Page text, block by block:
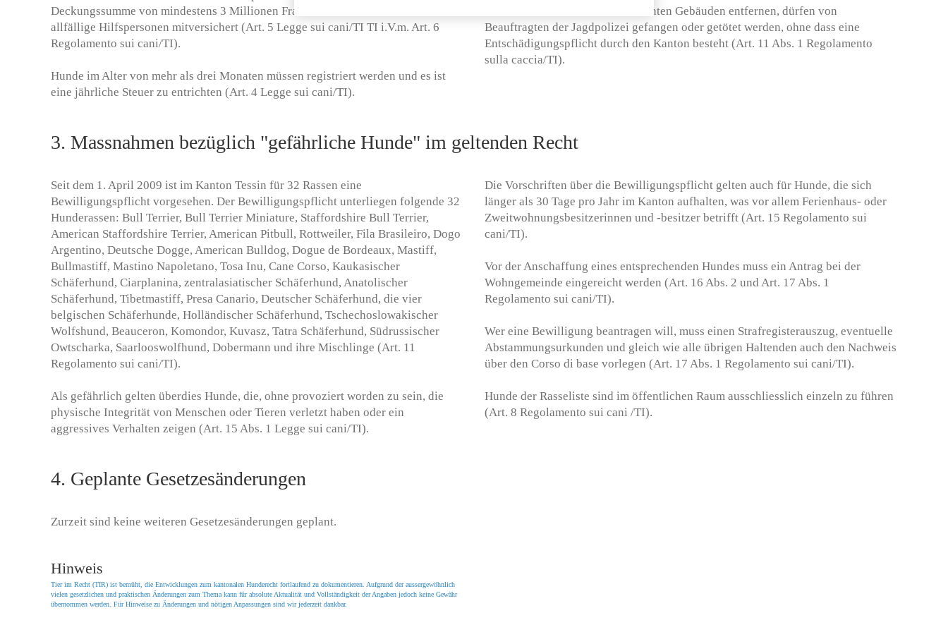
Deckungssumme von mindestens 3 Millionen Franken abzuschliessen, die auch
allfällige Hilfspersonen mitversichert (Art. 5 Legge sui cani/TI TI i.V.m. Art. 6
Regolamento sui cani/TI).
Hunde im Alter von mehr als drei Monaten müssen registriert werden und es ist
eine jährliche Steuer zu entrichten (Art. 4 Legge sui cani/TI).
als dreihundert Meter von bewohnten Gebäuden entfernen, dürfen von
Beauftragten der Jagdpolizei gefangen oder getötet werden, ohne dass eine
Entschädigungspflicht durch den Kanton besteht (Art. 11 Abs. 1 Regolamento
sulla caccia/TI).
3. Massnahmen bezüglich "gefährliche Hunde" im geltenden Recht
Seit dem 1. April 2009 ist im Kanton Tessin für 32 Rassen eine
Bewilligungspflicht vorgesehen. Der Bewilligungspflicht unterliegen folgende 32
Hunderassen: Bull Terrier, Bull Terrier Miniature, Staffordshire Bull Terrier,
American Staffordshire Terrier, American Pitbull, Rottweiler, Fila Brasileiro, Dogo
Argentino, Deutsche Dogge, American Bulldog, Dogue de Bordeaux, Mastiff,
Bullmastiff, Mastino Napoletano, Tosa Inu, Cane Corso, Kaukasischer
Schäferhund, Ciarplanina, zentralasiatischer Schäferhund, Anatolischer
Schäferhund, Tibetmastiff, Presa Canario, Deutscher Schäferhund, die vier
belgischen Schäferhunde, Holländischer Schäferhund, Tschechoslowakischer
Wolfshund, Beauceron, Komondor, Kuvasz, Tatra Schäferhund, Südrussischer
Owtscharka, Saarlooswolfhund, Dobermann und ihre Mischlinge (Art. 11
Regolamento sui cani/TI).
Als gefährlich gelten überdies Hunde, die, ohne provoziert worden zu sein, die
physische Integrität von Menschen oder Tieren verletzt haben oder ein
aggressives Verhalten zeigen (Art. 15 Abs. 1 Legge sui cani/TI).
Die Vorschriften über die Bewilligungspflicht gelten auch für Hunde, die sich
länger als 30 Tage pro Jahr im Kanton aufhalten, was vor allem Ferienhaus- oder
Zweitwohnungsbesitzerinnen und -besitzer betrifft (Art. 15 Regolamento sui
cani/TI).
Vor der Anschaffung eines entsprechenden Hundes muss ein Antrag bei der
Wohngemeinde eingereicht werden (Art. 16 Abs. 2 und Art. 17 Abs. 1
Regolamento sui cani/TI).
Wer eine Bewilligung beantragen will, muss einen Strafregisterauszug, eventuelle
Abstammungsurkunden und gleich wie alle übrigen Haltenden auch den Nachweis
über den Corso di base vorlegen (Art. 17 Abs. 1 Regolamento sui cani/TI).
Hunde der Rasseliste sind im öffentlichen Raum ausschliesslich einzeln zu führen
(Art. 8 Regolamento sui cani /TI).
4. Geplante Gesetzesänderungen
Zurzeit sind keine weiteren Gesetzesänderungen geplant.
Hinweis
Tier im Recht (TIR) ist bemüht, die Entwicklungen zum kantonalen Hunderecht fortlaufend zu dokumentieren. Aufgrund der aussergewöhnlich
vielen gesetzlichen und praktischen Änderungen zum Thema kann für absolute Aktualität und Vollständigkeit der Angaben jedoch keine Gewähr
übernommen werden. Für Hinweise zu Änderungen und nötigen Anpassungen sind wir jederzeit dankbar.